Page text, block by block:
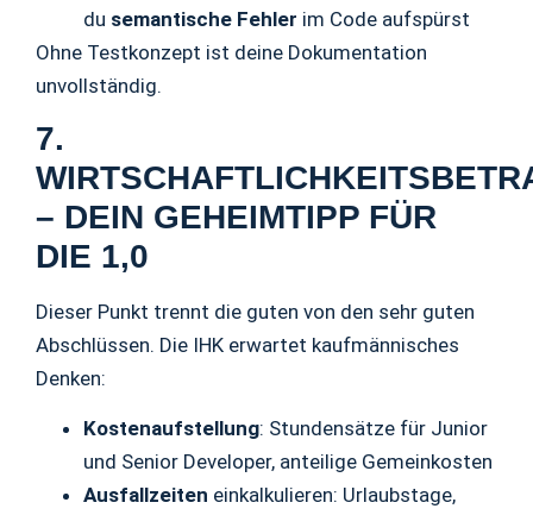
du semantische Fehler im Code aufspürst
Ohne Testkonzept ist deine Dokumentation
unvollständig.
7.
– DEIN GEHEIMTIPP FÜR
DIE 1,0
Dieser Punkt trennt die guten von den sehr guten
Abschlüssen. Die IHK erwartet kaufmännisches
Denken:
Kostenaufstellung: Stundensätze für Junior
und Senior Developer, anteilige Gemeinkosten
Ausfallzeiten einkalkulieren: Urlaubstage,